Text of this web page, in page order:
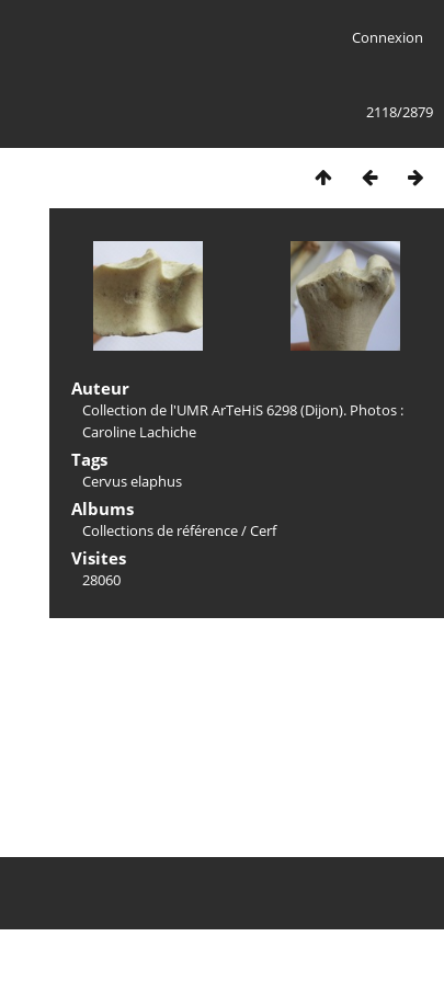
Connexion
2118/2879
Auteur
Collection de l'UMR ArTeHiS 6298 (Dijon). Photos :
Caroline Lachiche
Tags
Cervus elaphus
Albums
Collections de référence/Cerf
Visites
28060